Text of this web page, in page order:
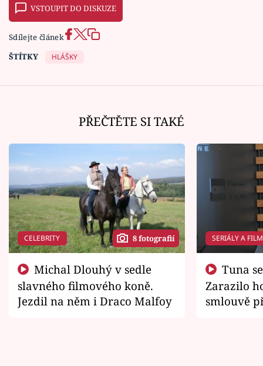
VSTOUPIT DO DISKUZE
Sdílejte článek
ŠTÍTKY
HLÁŠKY
PŘEČTĚTE SI TAKÉ
CELEBRITY 8 fotografií
slavného filmového koně.
Jezdil na něm i Draco Malfoy
SERIÁLY A
Zarazilo
smlouvě